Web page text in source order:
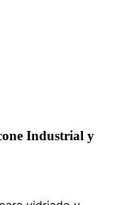
Industrial y